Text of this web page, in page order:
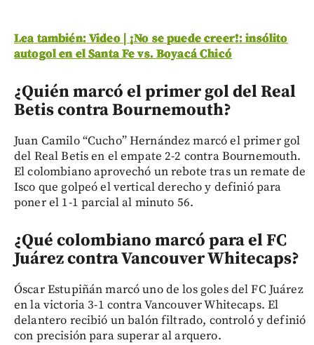
Lea también: Video | ¡No se puede creer!: insólito
autogol en el Santa Fe vs. Boyacá Chicó
¿Quién marcó el primer gol del Real
Betis contra Bournemouth?
Juan Camilo “Cucho” Hernández marcó el primer gol
del Real Betis en el empate 2-2 contra Bournemouth.
El colombiano aprovechó un rebote tras un remate de
Isco que golpeó el vertical derecho y definió para
poner el 1-1 parcial al minuto 56.
¿Qué colombiano marcó para el FC
Juárez contra Vancouver Whitecaps?
Óscar Estupiñán marcó uno de los goles del FC Juárez
en la victoria 3-1 contra Vancouver Whitecaps. El
delantero recibió un balón filtrado, controló y definió
con precisión para superar al arquero.